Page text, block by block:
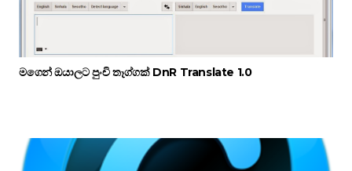
මගෙන් ඔයාලට පුංචි තෑග්ගක් DnR Translate 1.0